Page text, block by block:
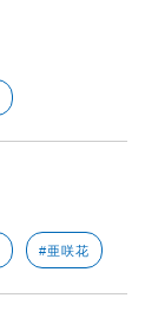
#亜咲花